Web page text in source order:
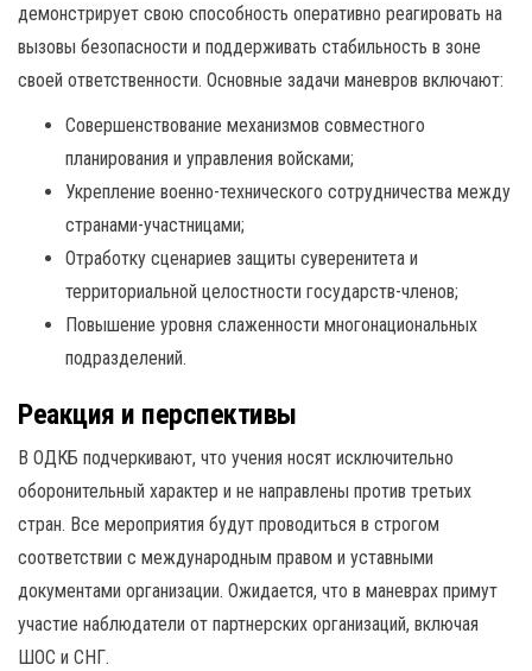
демонстрирует свою способность оперативно реагировать на
вызовы безопасности и поддерживать стабильность в зоне
своей ответственности. Основные задачи маневров включают:
Совершенствование механизмов совместного
планирования и управления войсками;
Укрепление военно-технического сотрудничества между
странами-участницами;
Отработку сценариев защиты суверенитета и
территориальной целостности государств-членов;
Повышение уровня слаженности многонациональных
подразделений.
Реакция и перспективы
В ОДКБ подчеркивают, что учения носят исключительно
оборонительный характер и не направлены против третьих
стран. Все мероприятия будут проводиться в строгом
соответствии с международным правом и уставными
документами организации. Ожидается, что в маневрах примут
участие наблюдатели от партнерских организаций, включая
ШОС и СНГ.